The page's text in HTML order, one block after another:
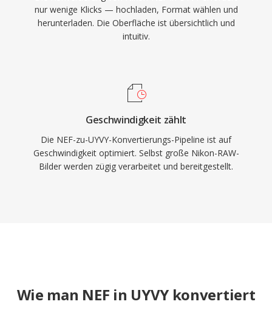
nur wenige Klicks — hochladen, Format wählen und
herunterladen. Die Oberfläche ist übersichtlich und
intuitiv.
Geschwindigkeit zählt
Die NEF-zu-UYVY-Konvertierungs-Pipeline ist auf
Geschwindigkeit optimiert. Selbst große Nikon-RAW-
Bilder werden zügig verarbeitet und bereitgestellt.
Wie man NEF in UYVY konvertiert